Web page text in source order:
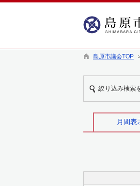
島原市議会TOP
絞り込み検索
月間表